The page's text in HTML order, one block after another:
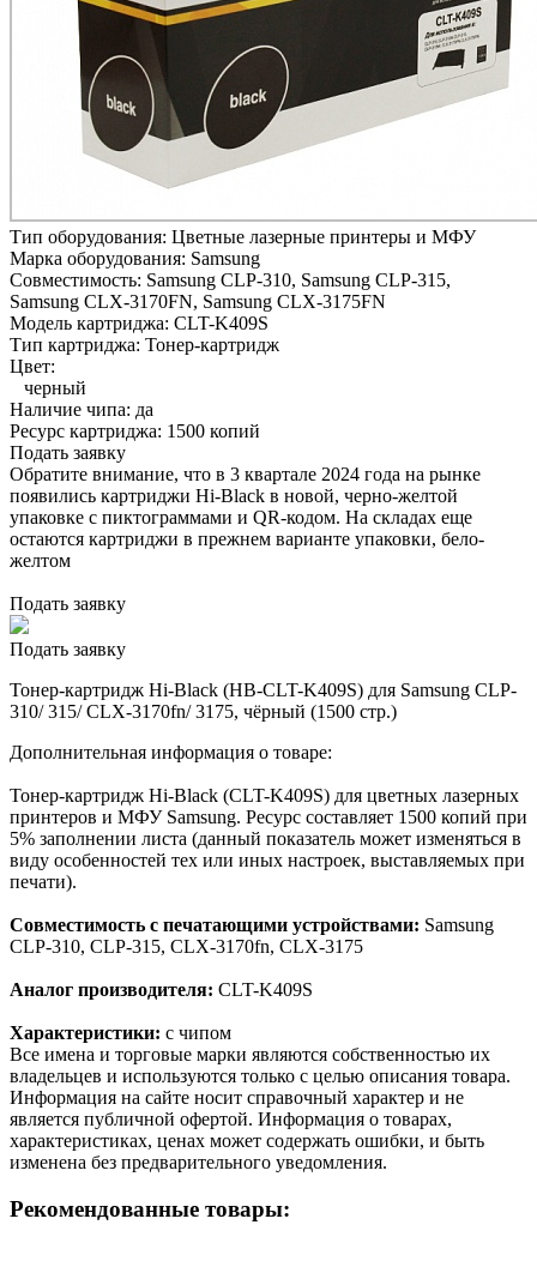
Тип оборудования: Цветные лазерные принтеры и МФУ
Марка оборудования: Samsung
Совместимость: Samsung CLP-310, Samsung CLP-315,
Samsung CLX-3170FN, Samsung CLX-3175FN
Модель картриджа: CLT-K409S
Тип картриджа: Тонер-картридж
Цвет:
черный
Наличие чипа: да
Ресурс картриджа: 1500 копий
Подать заявку
Обратите внимание, что в 3 квартале 2024 года на рынке
появились картриджи Hi-Black в новой, черно-желтой
упаковке с пиктограммами и QR-кодом. На складах еще
остаются картриджи в прежнем варианте упаковки, бело-
желтом
Подать заявку
Подать заявку
Тонер-картридж Hi-Black (HB-CLT-K409S) для Samsung CLP-
310/ 315/ CLX-3170fn/ 3175, чёрный (1500 стр.)
Дополнительная информация о товаре:
Тонер-картридж Hi-Black (CLT-K409S) для цветных лазерных
принтеров и МФУ Samsung. Ресурс составляет 1500 копий при
5% заполнении листа (данный показатель может изменяться в
виду особенностей тех или иных настроек, выставляемых при
печати).
Совместимость с печатающими устройствами: Samsung
CLP-310, CLP-315, CLX-3170fn, CLX-3175
Аналог производителя: CLT-K409S
Характеристики: с чипом
Все имена и торговые марки являются собственностью их
владельцев и используются только с целью описания товара.
Информация на сайте носит справочный характер и не
является публичной офертой. Информация о товарах,
характеристиках, ценах может содержать ошибки, и быть
изменена без предварительного уведомления.
Рекомендованные товары: